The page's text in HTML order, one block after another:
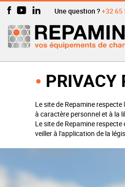
Une question ?+32 65
PRIVACY
Le site de Repamine
à caractère personnel et à la
Le site de Repamine
veiller à l'application de la